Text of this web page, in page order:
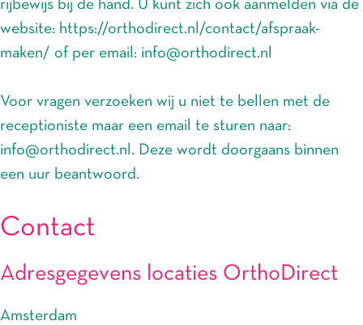
rijbewijs bij de hand. U kunt zich ook aanmelden via de
website: https://orthodirect.nl/contact/afspraak-
maken/ of per email: info@orthodirect.nl
Voor vragen verzoeken wij u niet te bellen met de
receptioniste maar een email te sturen naar:
info@orthodirect.nl. Deze wordt doorgaans binnen
een uur beantwoord.
Contact
Adresgegevens locaties OrthoDirect
Amsterdam